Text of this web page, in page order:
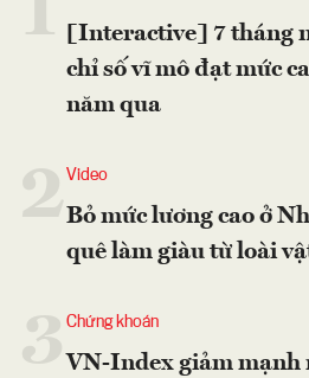
[Interactive] 7 tháng
chỉ số vĩ mô đạt mức
năm qua
2Video
Bỏ mức lương cao ở
quê làm giàu từ loài
Chứng khoán
VN-Index giảm mạnh